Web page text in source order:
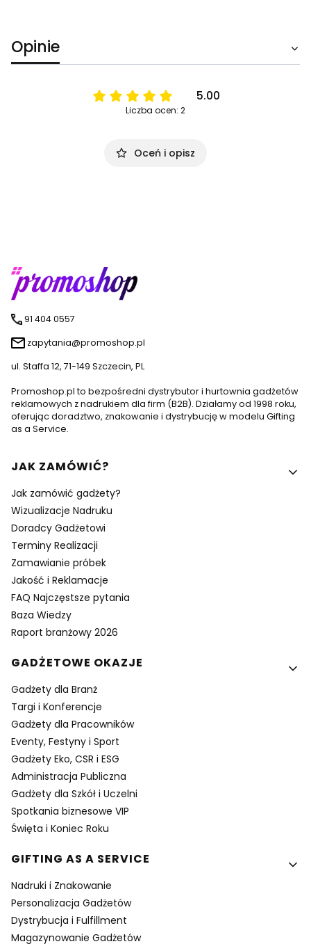
Opinie
5.00
Liczba ocen: 2
Oceń i opisz
91 404 0557
zapytania@promoshop.pl
ul. Staffa 12, 71-149 Szczecin, PL
Promoshop.pl to bezpośredni dystrybutor i hurtownia gadżetów
reklamowych z nadrukiem dla firm (B2B). Działamy od 1998 roku,
oferując doradztwo, znakowanie i dystrybucję w modelu Gifting
as a Service.
Linki w stopce
JAK ZAMÓWIĆ?
Jak zamówić gadżety?
Wizualizacje Nadruku
Doradcy Gadżetowi
Terminy Realizacji
Zamawianie próbek
Jakość i Reklamacje
FAQ Najczęstsze pytania
Baza Wiedzy
Raport branżowy 2026
GADŻETOWE OKAZJE
Gadżety dla Branż
Targi i Konferencje
Gadżety dla Pracowników
Eventy, Festyny i Sport
Gadżety Eko, CSR i ESG
Administracja Publiczna
Gadżety dla Szkół i Uczelni
Spotkania biznesowe VIP
Święta i Koniec Roku
GIFTING AS A SERVICE
Nadruki i Znakowanie
Personalizacja Gadżetów
Dystrybucja i Fulfillment
Magazynowanie Gadżetów